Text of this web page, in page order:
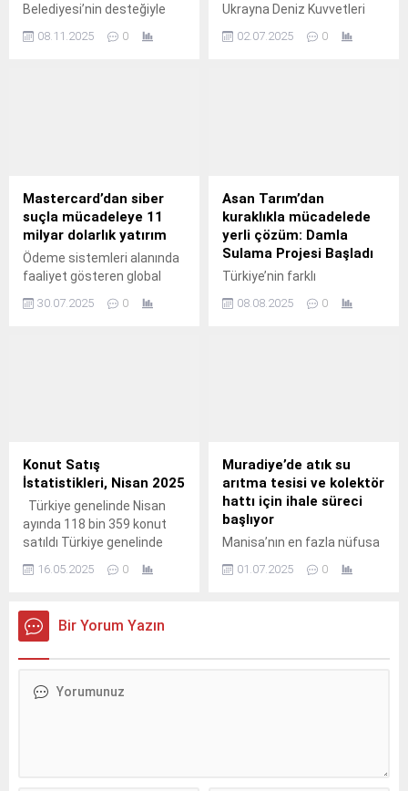
Belediyesi’nin desteğiyle
“Türkiye&Ortadoğu İş
08.11.2025 0
Ukrayna Deniz Kuvvetleri
egemenliğini ve deniz
önemli bir gelişmeyi
kamuoyuyla paylaşmaktan
onur duyuyoruz.
02.07.2025 0
Mastercard’dan siber
suçla mücadeleye 11
milyar dolarlık yatırım
Ödeme sistemleri alanında
faaliyet gösteren global
siber güvenliğe tüm
30.07.2025 0
Asan Tarım’dan
kuraklıkla mücadelede
yerli çözüm: Damla
Sulama Projesi Başladı
Türkiye’nin farklı
kuraklık sorunu tarım
08.08.2025 0
Konut Satış
İstatistikleri, Nisan 2025
Türkiye genelinde Nisan
ayında 118 bin 359 konut
satıldı Türkiye genelinde
bir önceki yılın aynı ayına
118 bin 359 oldu.
16.05.2025 0
Muradiye’de atık su
arıtma tesisi ve kolektör
hattı için ihale süreci
başlıyor
Manisa’nın en fazla nüfusa
yıllardır altyapı sorunlarıyla
01.07.2025 0
Bir Yorum Yazın